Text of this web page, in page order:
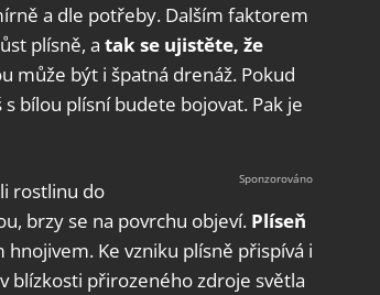
a dle potřeby. Dalším faktorem
plísně, a tak se ujistěte, že
může být i špatná drenáž. Pokud
bílou plísní budete bojovat. Pak je
rostlinu do
brzy se na povrchu objeví. Plíseň
Ke vzniku plísně přispívá i
blízkosti přirozeného zdroje světla